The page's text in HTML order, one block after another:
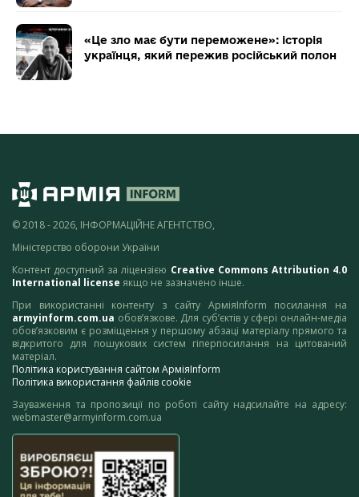
«Це зло має бути переможене»: історія
українця, який пережив російський полон
© 2018 - 2026, ІНФОРМАЦІЙНЕ АГЕНТСТВО,
Міністерство оборони України
Контент доступний за ліцензією Creative Commons Attribution 4.0
International license якщо не зазначено інше.
При використанні контенту з сайту АрміяInform посилання на
armyinform.com.ua обов’язкове. Для суб’єктів у сфері онлайн-медіа
обов’язковим є розміщення у першому абзаці матеріалу прямого та
відкритого для пошукових систем гіперпосилання на цитований
матеріал.
Політика користування сайтом АрміяInform
Політика використання файлів cookie
Зауваження та пропозиції по роботі сайту надсилайте на адресу:
webmaster@armyinform.com.ua